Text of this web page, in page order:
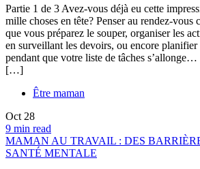
Partie 1 de 3 Avez-vous déjà eu cette
mille choses en tête? Penser au rendez-vous
que vous préparez le souper, organiser les
en surveillant les devoirs, ou encore planifier
pendant que votre liste de tâches
[…]
Être maman
Oct 28
9 min read
MAMAN AU TRAVAIL : DES
SANTÉ MENTALE